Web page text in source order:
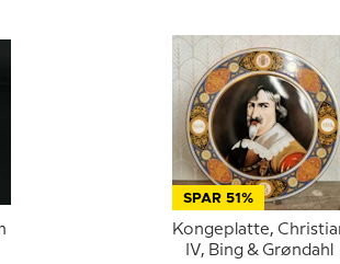
SPAR 51%
Kongeplatte,
IV, Bing & Grøndahl